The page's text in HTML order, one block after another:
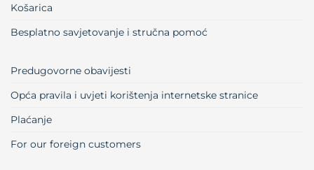
Košarica
Besplatno savjetovanje i stručna pomoć
Predugovorne obavijesti
Opća pravila i uvjeti korištenja internetske stranice
Plaćanje
For our foreign customers